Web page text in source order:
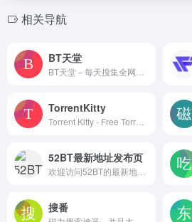
相关导航
BT天堂
TorrentKitty
52BT最新地址发布页
搜番